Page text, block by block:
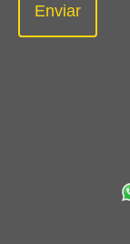
Enviar